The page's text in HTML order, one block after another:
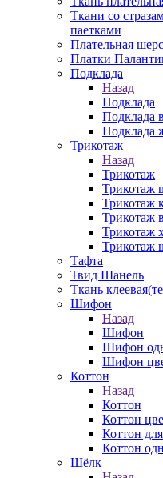
Ткани со
паетками
Плательная
Платки
Подклада
Назад
Подклада
Подклада
Подклада
Трикотаж
Назад
Трикотаж
Трикотаж
Трикотаж
Трикотаж
Трикотаж
Трикотаж
Тафта
Твид Шанель
Ткань
Шифон
Назад
Шифон
Шифон
Шифон
Коттон
Назад
Коттон
Коттон
Коттон
Коттон
Шёлк